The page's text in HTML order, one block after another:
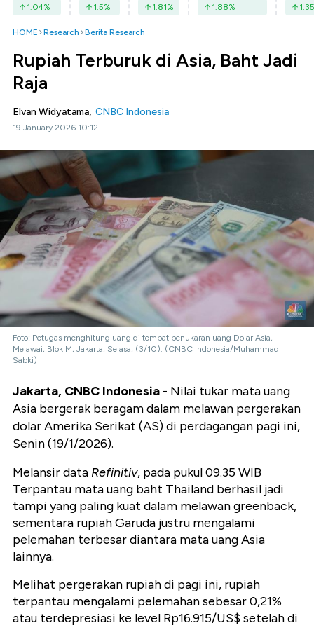
1.04% 1.5% 1.81% 1.88% 1.35
HOME Research Berita Research
Rupiah Terburuk di Asia, Baht Jadi
Raja
Elvan Widyatama, CNBC Indonesia
19 January 2026 10:12
Foto: Petugas menghitung uang di tempat penukaran uang Dolar Asia,
Melawai, Blok M, Jakarta, Selasa, (3/10). (CNBC Indonesia/Muhammad
Sabki)
Jakarta, CNBC Indonesia - Nilai tukar mata uang
Asia bergerak beragam dalam melawan pergerakan
dolar Amerika Serikat (AS) di perdagangan pagi ini,
Senin (19/1/2026).
Melansir data Refinitiv, pada pukul 09.35 WIB
Terpantau mata uang baht Thailand berhasil jadi
tampi yang paling kuat dalam melawan greenback,
sementara rupiah Garuda justru mengalami
pelemahan terbesar diantara mata uang Asia
lainnya.
Melihat pergerakan rupiah di pagi ini, rupiah
terpantau mengalami pelemahan sebesar 0,21%
atau terdepresiasi ke level Rp16.915/US$ setelah di